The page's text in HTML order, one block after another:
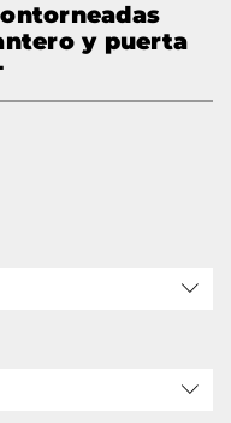
y puerta